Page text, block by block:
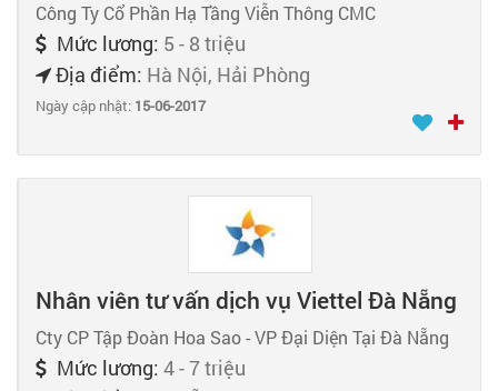
Công Ty Cổ Phần Hạ Tầng Viễn Thông CMC
Mức lương: 5 - 8 triệu
Địa điểm: Hà Nội, Hải Phòng
Ngày cập nhật: 15-06-2017
Nhân viên tư vấn dịch vụ Viettel Đà Nẵng
Cty CP Tập Đoàn Hoa Sao - VP Đại Diện Tại Đà Nẵng
Mức lương: 4 - 7 triệu